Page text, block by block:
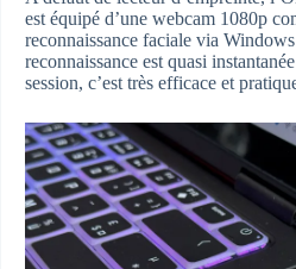
est équipé d’une webcam 1080p
reconnaissance faciale via
reconnaissance est quasi
session, c’est très efficace et